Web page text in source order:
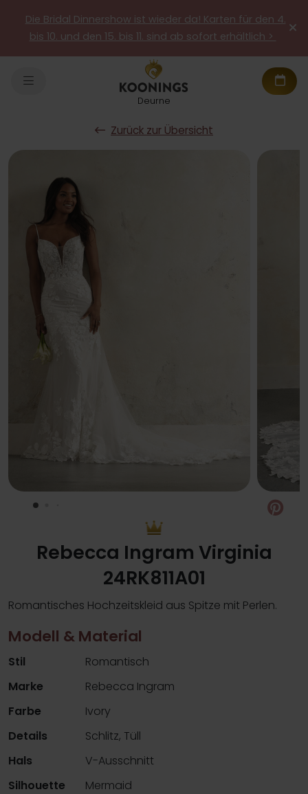
Die Bridal Dinnershow ist wieder da! Karten für den 4.
bis 10. und den 15. bis 11. sind ab sofort erhältlich >
Deurne
Zurück zur Übersicht
Rebecca Ingram Virginia
24RK811A01
Romantisches Hochzeitskleid aus Spitze mit Perlen.
Modell & Material
Stil
Romantisch
Marke
Rebecca Ingram
Farbe
Ivory
Details
Schlitz, Tüll
Hals
V-Ausschnitt
Silhouette
Mermaid